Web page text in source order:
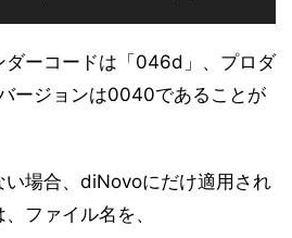
ダーコードは「046d」、プロダ
ージョンは0040であることが
い場合、diNovoにだけ適用され
ファイル名を、